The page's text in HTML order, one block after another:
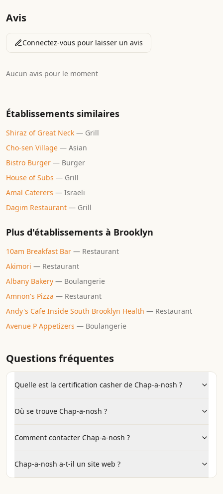
Avis
Connectez-vous pour laisser un avis
Aucun avis pour le moment
Établissements similaires
Shiraz of Great Neck — Grill
Cho-sen Village — Asian
Bistro Burger — Burger
House of Subs — Grill
Amal Caterers — Israeli
Dagim Restaurant — Grill
Plus d'établissements à Brooklyn
10am Breakfast Bar — Restaurant
Akimori — Restaurant
Albany Bakery — Boulangerie
Amnon's Pizza — Restaurant
Andy's Cafe Inside South Brooklyn Health — Restaurant
Avenue P Appetizers — Boulangerie
Questions fréquentes
Quelle est la certification casher de Chap-a-nosh ?
Où se trouve Chap-a-nosh ?
Comment contacter Chap-a-nosh ?
Chap-a-nosh a-t-il un site web ?